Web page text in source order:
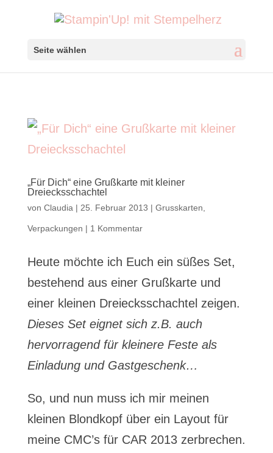
Seite wählen
„Für Dich“ eine Grußkarte mit kleiner
Dreiecksschachtel
von Claudia | 25. Februar 2013 | Grusskarten
Verpackungen | 1 Kommentar
Heute möchte ich Euch ein süßes Set,
bestehend aus einer Grußkarte und
einer kleinen Dreiecksschachtel zeigen.
Dieses Set eignet sich z.B. auch
hervorragend für kleinere Feste als
Einladung und Gastgeschenk…
So, und nun muss ich mir meinen
kleinen Blondkopf über ein Layout für
meine CMC’s für CAR 2013 zerbrechen.